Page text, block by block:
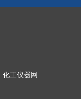
化工仪器网